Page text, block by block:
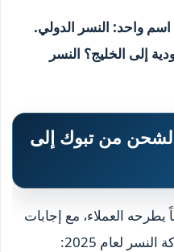
واحد: النسر الدولي.
إلى الخليج؟ النسر
من تبوك إلى
شائعاً يطرحه العملاء، مع إجابات
لعام 2025: